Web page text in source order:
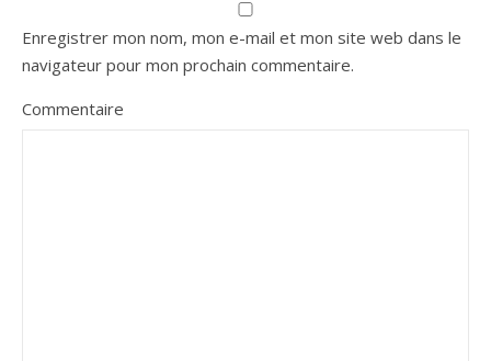
Enregistrer mon nom, mon e-mail et mon site web dans le
navigateur pour mon prochain commentaire.
Commentaire